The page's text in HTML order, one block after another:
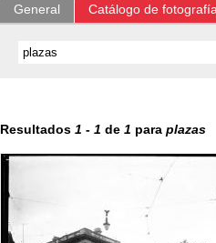
General Catálogo de
Resultados 1 - 1 de 1 para plazas